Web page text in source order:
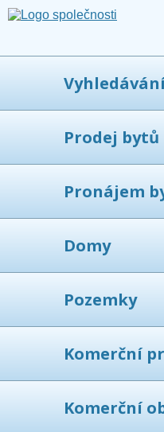
Prodej bytů
Pronájem
Domy
Pozemky
Komerční
Komerční